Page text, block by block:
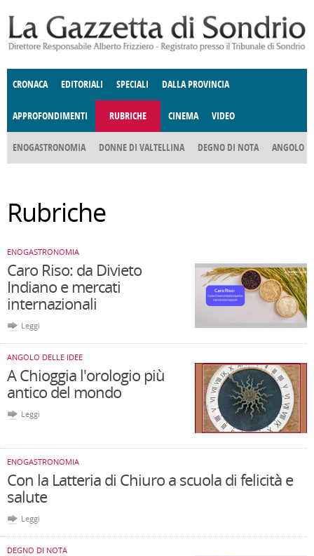
CRONACA EDITORIALI SPECIALI DALLA PROVINCIA
APPROFONDIMENTI
SOCIETÀ COSTUME ECONOMIA GIUSTIZIA TERRITORIO CULTURA
RUBRICHE
ENOGASTRONOMIA DONNE DI VALTELLINA DEGNO DI NOTA ANGOLO
CINEMA VIDEO
Rubriche
ENOGASTRONOMIA
Caro Riso: da Divieto
Indiano e mercati
internazionali
Leggi
ANGOLO DELLE IDEE
A Chioggia l'orologio più
antico del mondo
Leggi
ENOGASTRONOMIA
Con la Latteria di Chiuro a scuola di felicità e
salute
Leggi
DEGNO DI NOTA